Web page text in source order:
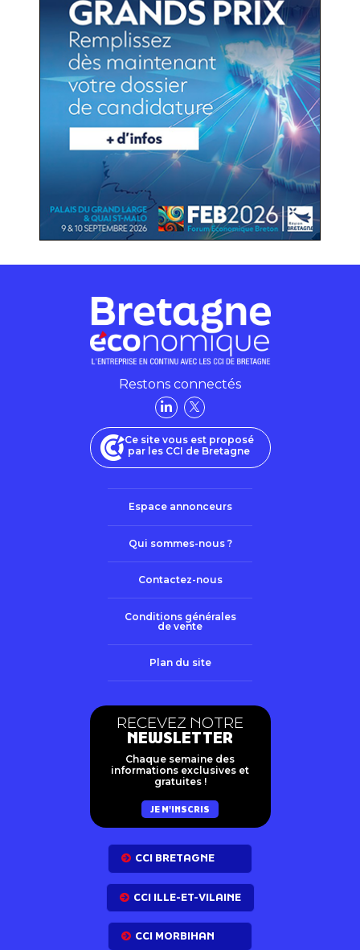
Restons connectés
Ce site vous est proposé
par les CCI de Bretagne
Espace annonceurs
Qui sommes-nous ?
Contactez-nous
Conditions générales
de vente
Plan du site
RECEVEZ NOTRE
NEWSLETTER
Chaque semaine des
informations exclusives et
gratuites !
JE M'INSCRIS
CCI BRETAGNE
CCI ILLE-ET-VILAINE
CCI MORBIHAN